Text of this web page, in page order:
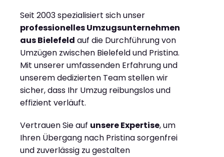
Seit 2003 spezialisiert sich unser
professionelles Umzugsunternehmen
aus Bielefeld auf die Durchführung von
Umzügen zwischen Bielefeld und Pristina.
Mit unserer umfassenden Erfahrung und
unserem dedizierten Team stellen wir
sicher, dass Ihr Umzug reibungslos und
effizient verläuft.
Vertrauen Sie auf unsere Expertise, um
Ihren Übergang nach Pristina sorgenfrei
und zuverlässig zu gestalten